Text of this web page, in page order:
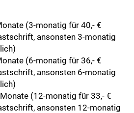
(3-monatig für 40,- €
ansonsten 3-monatig
(6-monatig für 36,- €
ansonsten 6-monatig
(12-monatig für 33,- €
ansonsten 12-monatig